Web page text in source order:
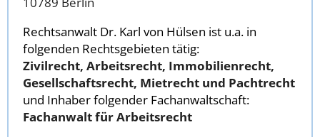
Rechtsanwalt Dr. Karl von Hülsen ist u.a. in
folgenden Rechtsgebieten tätig:
Zivilrecht, Arbeitsrecht, Immobilienrecht,
Gesellschaftsrecht, Mietrecht und Pachtrecht
und Inhaber folgender Fachanwaltschaft:
Fachanwalt für Arbeitsrecht